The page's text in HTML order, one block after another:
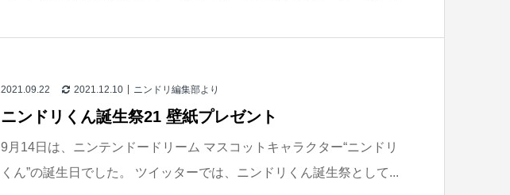
2021.09.22 2021.12.10 ニンドリ編集部より
ニンドリくん誕生祭21 壁紙プレゼント
9月14日は、ニンテンドードリーム マスコットキャラクター“ニンドリ
くん”の誕生日でした。 ツイッターでは、ニンドリくん誕生祭として...